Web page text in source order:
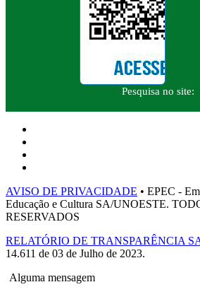
Pesquisa no site:
AVISO DE PRIVACIDADE • EPEC -
Educação e Cultura SA/UNOESTE.
RESERVADOS
RELATÓRIO DE TRANSPARÊNCIA
14.611 de 03 de Julho de 2023.
Alguma mensagem